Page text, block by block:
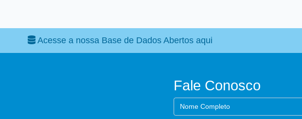
Acesse a nossa Base de Dados Abertos aqui
Fale Conosco